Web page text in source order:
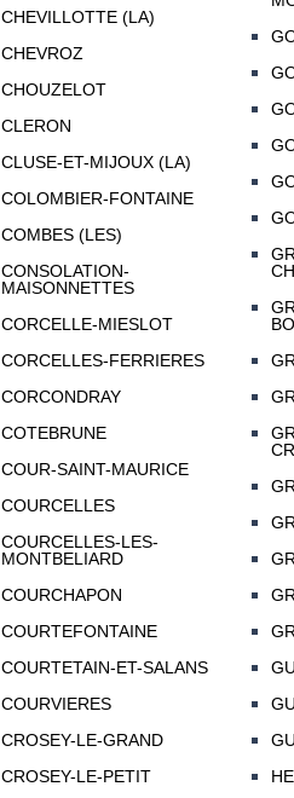
CHEVILLOTTE (LA)
CHEVROZ
CHOUZELOT
CLERON
CLUSE-ET-MIJOUX (LA)
COLOMBIER-FONTAINE
COMBES (LES)
CONSOLATION-
MAISONNETTES
CORCELLE-MIESLOT
CORCELLES-FERRIERES
CORCONDRAY
COTEBRUNE
COUR-SAINT-MAURICE
COURCELLES
COURCELLES-LES-
MONTBELIARD
COURCHAPON
COURTEFONTAINE
COURTETAIN-ET-SALANS
COURVIERES
CROSEY-LE-GRAND
CROSEY-LE-PETIT